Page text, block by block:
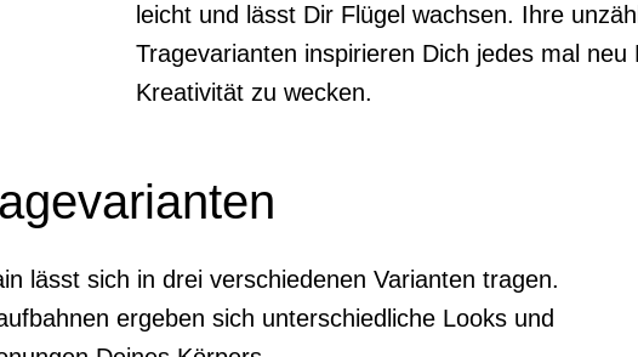
leicht und lässt Dir Flügel wachsen. Ihre
Tragevarianten inspirieren Dich jedes mal neu
Kreativität zu wecken.
lässt sich in drei verschiedenen Varianten tragen.
ergeben sich unterschiedliche Looks und